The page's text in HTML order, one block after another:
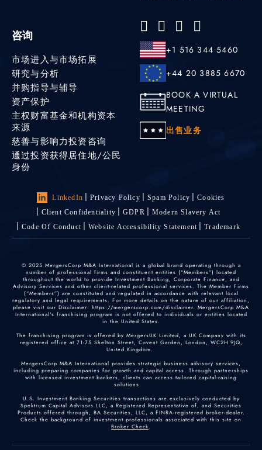
咨询
市场进入与市场拓展
研究与分析
并购指导与辅导
资产保护
主权财富基金和机构资本
来源
慈善与影响力投资咨询
通过投资获得居住地/公民
身份
+1 516 344 5460
+44 20 3885 6670
BOOK A VIRTUAL
MEETING
出售业务
LinkedIn Privacy Policy Spam Policy
Cookies
Client Confidentiality
GDPR
Modern Slavery Act
Code Of Conduct
Website Accessibility Statement Trademark
© 2025 MergersCorp M&A International is a global brand operating through a
number of professional firms and constituent entities (“Members”) located
throughout the world to provide Investment Banking, Corporate Finance, and
Advisory Services and other client-related professional services. The Member Firms
(“Members”) are constituted and regulated in accordance with relevant local
regulatory and legal requirements. For more details on the nature of our affiliation,
please visit our Disclaimer: https://mergerscorp.com/disclaimer. MergersCorp M&A
International's franchising program is not offered to individuals or entities located
in the United States.
The franchising program is offered by MergersUK Limited, a UK Company with its
registered office at 71-75 Shelton Street, Covent Garden, London, WC2H 9JQ,
United Kingdom.
MergersCorp M&A International provides strategic business advisory services,
including preparing companies for growth and capital access. Through partnerships
with licensed investment bankers, clients can access tailored capital-raising
solutions.
U.S. Investment Banking Securities transactions are exclusively conducted by
Spektrum Capital Advisors LLC, a Registered Representative of, and Securities
Products offered through, BA Securities, LLC, a FINRA-registered broker-dealer.
Check the background of investment professionals associated with this site on
Broker Check.